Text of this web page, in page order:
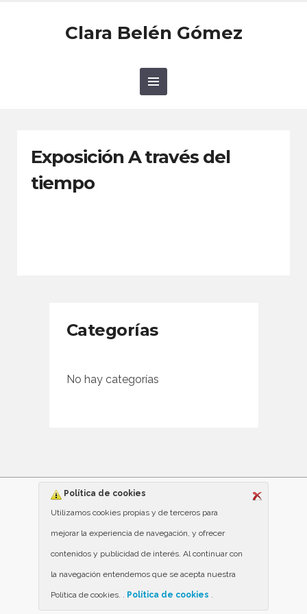
Política de cookies
Utilizamos cookies propias y de terceros para
mejorar la experiencia de navegación, y ofrecer
contenidos y publicidad de interés. Al continuar con
la navegación entendemos que se acepta nuestra
Política de cookies. . Política de cookies .
Clara Belén Gómez
Exposición A través del
tiempo
Categorías
No hay categorías